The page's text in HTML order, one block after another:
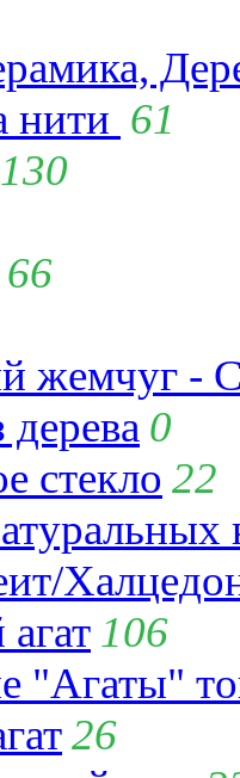
нити 61
130
66
жемчуг -
0
стекло 22
106
"Агаты"
26